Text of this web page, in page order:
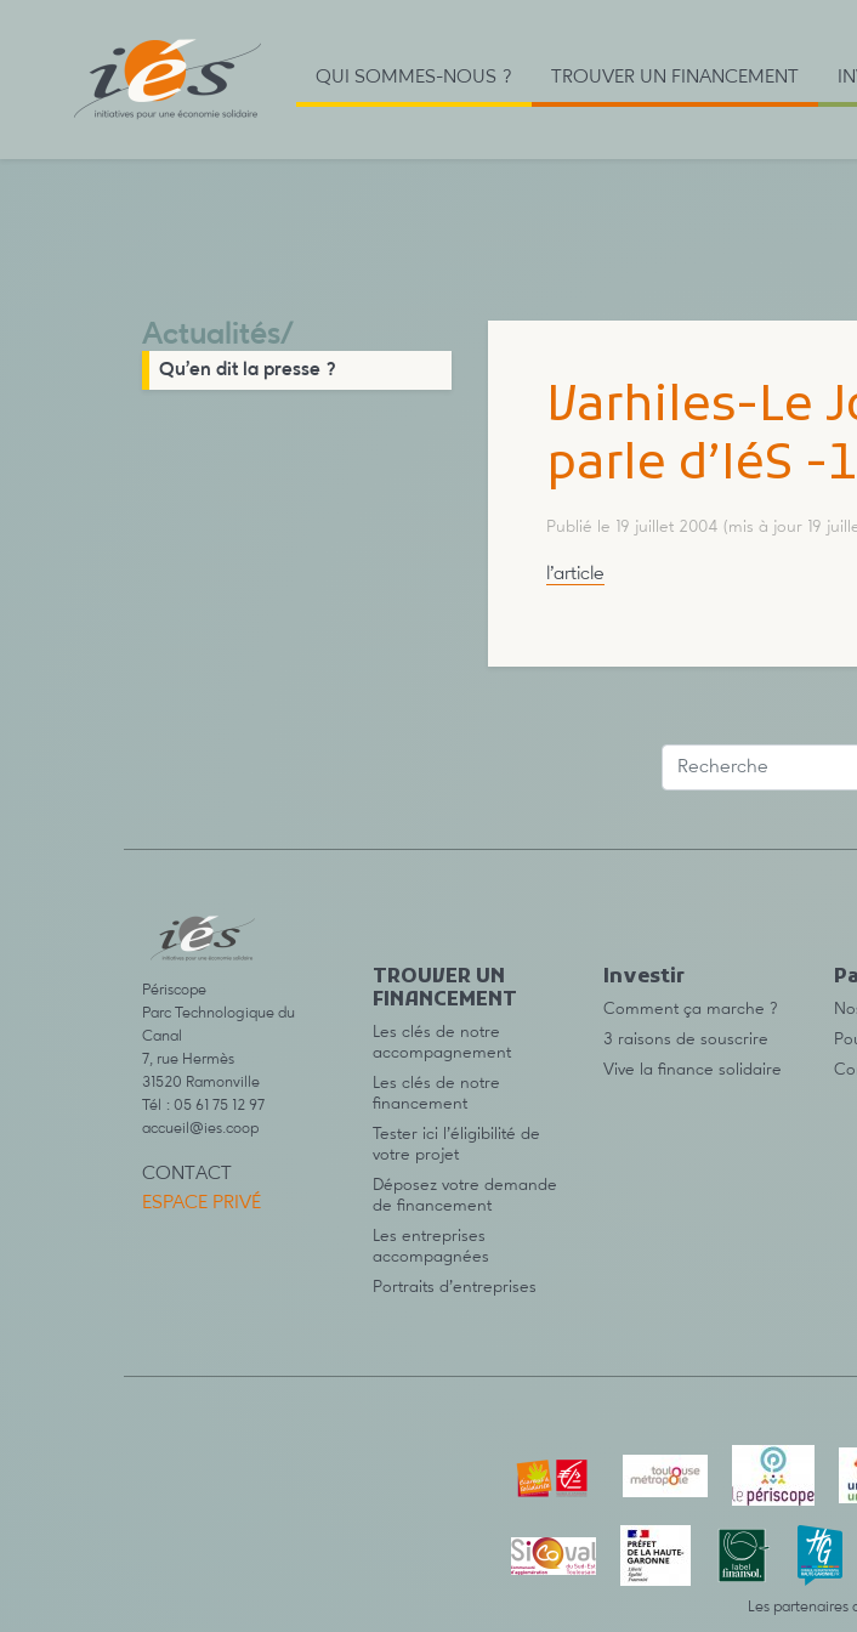
QUI SOMMES-NOUS ? TROUVER UN FINANCEMENT
Varhiles-Le
parle d’IéS
Publié le 19 juillet 2004 (mis à jour 19
l’article
Actualités/
Qu’en dit la presse ?
Périscope
Parc Technologique du
Canal
7, rue Hermès
31520 Ramonville
Tél : 05 61 75 12 97
accueil@ies.coop
CONTACT
ESPACE PRIVÉ
TROUVER UN
FINANCEMENT
Les clés de notre
accompagnement
Les clés de notre
financement
Tester ici l’éligibilité de
votre projet
Déposez votre demande
de financement
Les entreprises
accompagnées
Portraits d’entreprises
Investir
Comment ça marche ?
3 raisons de souscrire
Vive la finance solidaire
Les partenaires